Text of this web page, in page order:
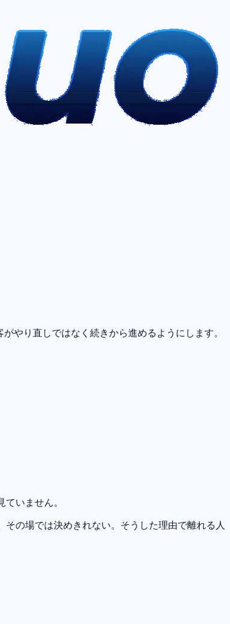
やり直しではなく続きから進めるようにします。
いません。
の場では決めきれない。そうした理由で離れる人